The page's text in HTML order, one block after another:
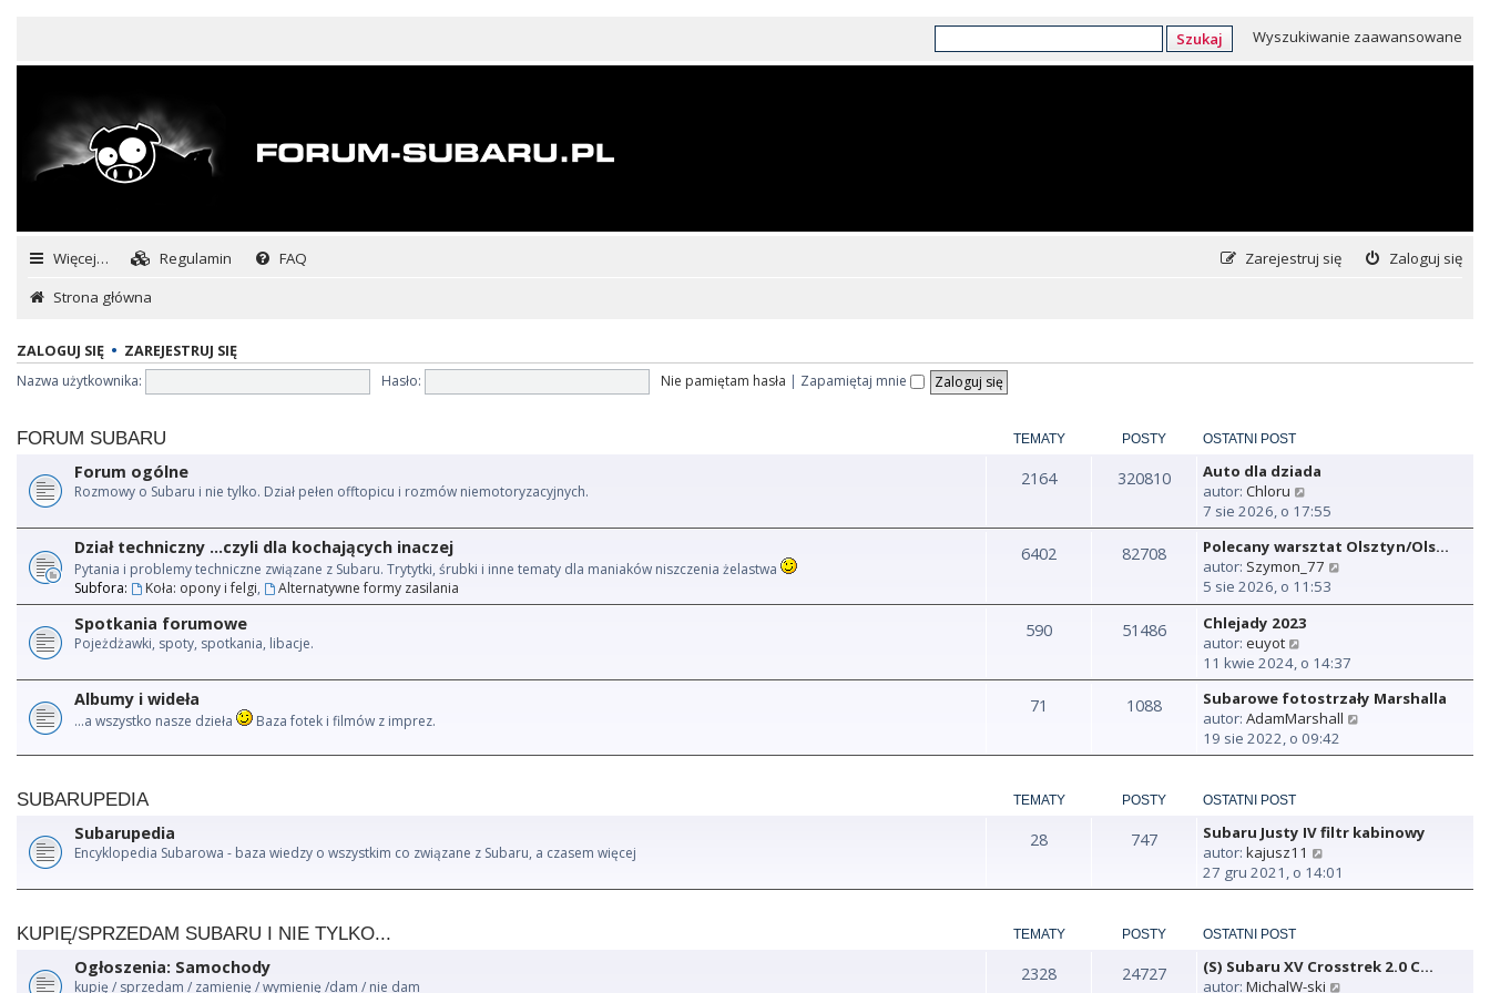
Szukaj Wyszukiwanie zaawansowane
Więcej… Regulamin FAQ Zaloguj się
Zarejestruj się
Strona główna
ZALOGUJ SIĘ • ZAREJESTRUJ SIĘ
Nazwa użytkownika:
Hasło: Nie pamiętam hasła | Zapamiętaj mnie
FORUM SUBARU TEMATY POSTY OSTATNI POST
Forum ogólne
Rozmowy o Subaru i nie tylko. Dział pełen offtopicu i rozmów niemotoryzacyjnych.
2164 320810
Auto dla dziada
autor: Chloru
y
ś
w
i
e
t
a
n
o
w
p
o
s
t
7 sie 2026, o 17:55
Dział techniczny ...czyli dla kochających inaczej
Pytania i problemy techniczne związane z Subaru. Trytytki, śrubki i inne tematy dla maniaków niszczenia żelastwa
Subfora:
Koła: opony i felgi, Alternatywne formy zasilania
6402 82708
Polecany warsztat Olsztyn/Ols…
autor: Szymon_77
ś
e
t
l
n
s
y
t
5 sie 2026, o 11:53
Spotkania forumowe
Pojeżdżawki, spoty, spotkania, libacje.
590 51486
Chlejady 2023
autor: euyot
y
ś
w
i
e
t
j
n
o
y
p
11 kwie 2024, o 14:37
Albumy i wideła
...a wszystko nasze dzieła Baza fotek i filmów z imprez.
71 1088
Subarowe fotostrzały Marshalla
autor: AdamMarshall
ś
t
a
w
19 sie 2022, o 09:42
SUBARUPEDIA TEMATY POSTY OSTATNI POST
Subarupedia
Encyklopedia Subarowa - baza wiedzy o wszystkim co związane z Subaru, a czasem więcej
28 747
Subaru Justy IV filtr kabinowy
autor: kajusz11
y
ś
t
27 gru 2021, o 14:01
KUPIĘ/SPRZEDAM SUBARU I NIE TYLKO... TEMATY POSTY OSTATNI POST
Ogłoszenia: Samochody
kupię / sprzedam / zamienię / wymienię /dam / nie dam
2328 24727
(S) Subaru XV Crosstrek 2.0 C…
autor: MichalW-ski